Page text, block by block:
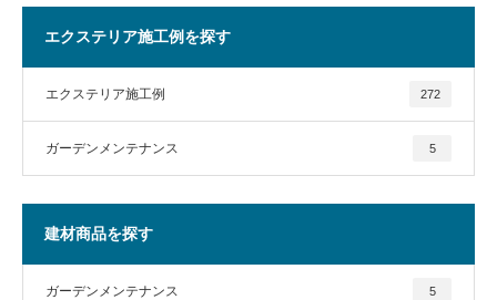
エクステリア施工例を探す
エクステリア施工例 272
ガーデンメンテナンス 5
建材商品を探す
ガーデンメンテナンス 5